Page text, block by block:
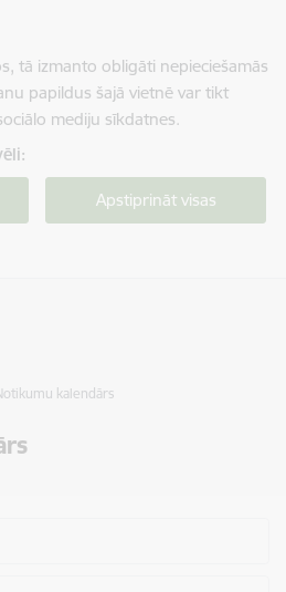
tā izmanto obligāti nepieciešamās
papildus šajā vietnē var tikt
mediju sīkdatnes.
Apstiprināt visas
kalendārs